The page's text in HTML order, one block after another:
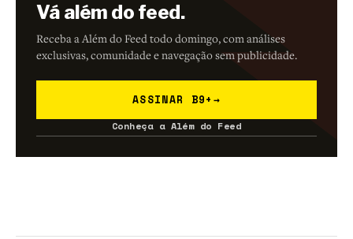
Vá além do feed.
Receba a Além do Feed todo domingo, com análises
exclusivas, comunidade e navegação sem publicidade.
ASSINAR B9+ →
Conheça a Além do Feed